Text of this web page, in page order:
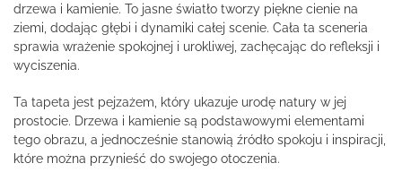
drzewa i kamienie. To jasne światło tworzy piękne cienie na
ziemi, dodając głębi i dynamiki całej scenie. Cała ta sceneria
sprawia wrażenie spokojnej i urokliwej, zachęcając do refleksji i
wyciszenia.
Ta tapeta jest pejzażem, który ukazuje urodę natury w jej
prostocie. Drzewa i kamienie są podstawowymi elementami
tego obrazu, a jednocześnie stanowią źródło spokoju i inspiracji,
które można przynieść do swojego otoczenia.